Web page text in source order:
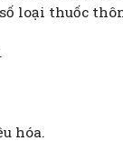
loại thuốc
hóa.